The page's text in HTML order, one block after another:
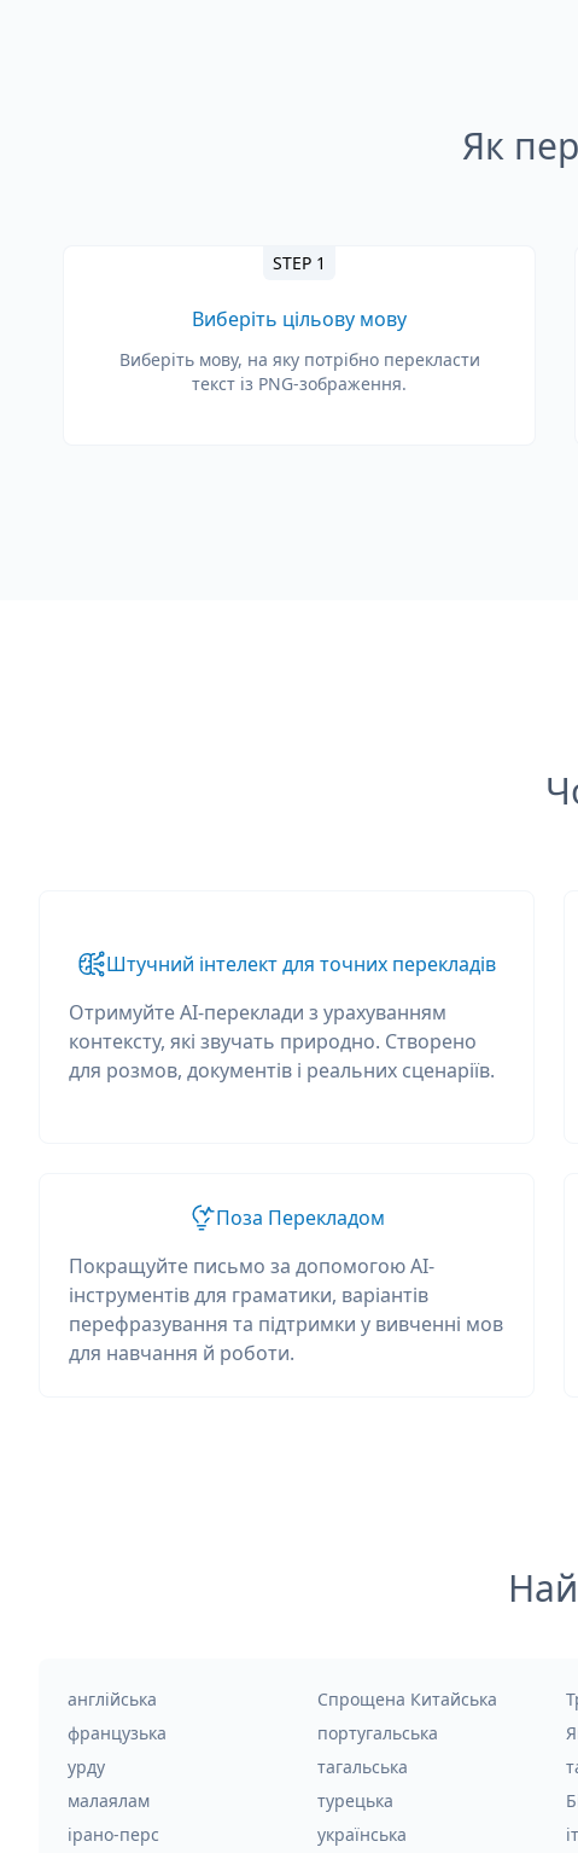
Як
STEP 1
Виберіть цільову мову
Виберіть мову, на яку потрібно перекласти
текст із PNG-зображення.
Штучний інтелект для точних перекладів
Отримуйте AI-переклади з урахуванням
контексту, які звучать природно. Створено
для розмов, документів і реальних сценаріїв.
Поза Перекладом
Покращуйте письмо за допомогою AI-
інструментів для граматики, варіантів
перефразування та підтримки у вивченні мов
для навчання й роботи.
англійська Спрощена Китайська
французька
португальська
урду
тагальська
малаялам
турецька
ірано-перс
українська